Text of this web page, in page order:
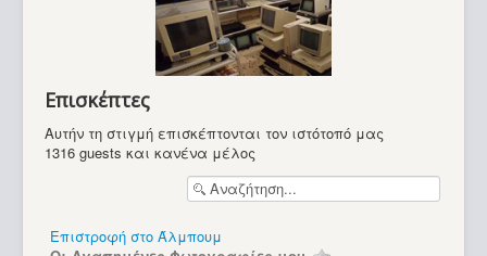
Υπολογιστές
Επισκέπτες
Αυτήν τη στιγμή επισκέπτονται τον ιστότοπό μας
1316 guests και κανένα μέλος
Επιστροφή στο Άλμπουμ